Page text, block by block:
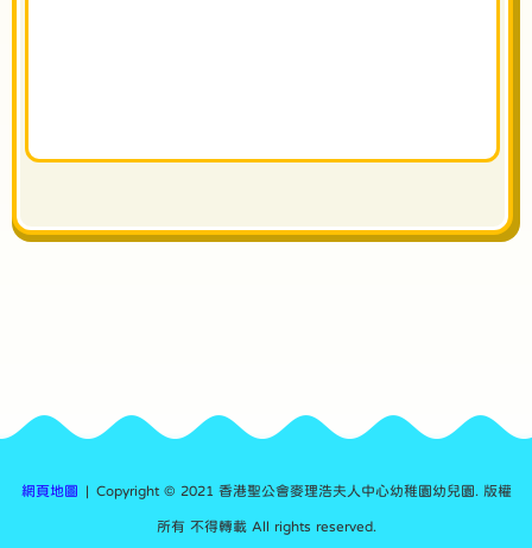
網頁地圖 | Copyright © 2021 香港聖公會麥理浩夫人中心幼稚園幼兒園. 版權
所有 不得轉載 All rights reserved.